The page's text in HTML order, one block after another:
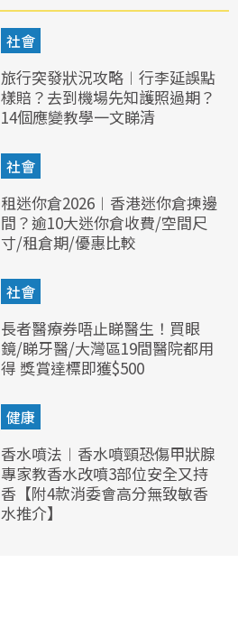
社會
旅行突發狀況攻略︱行李延誤點
樣賠？去到機場先知護照過期？
14個應變教學一文睇清
社會
租迷你倉2026︱香港迷你倉揀邊
間？逾10大迷你倉收費/空間尺
寸/租倉期/優惠比較
社會
長者醫療券唔止睇醫生！買眼
鏡/睇牙醫/大灣區19間醫院都用
得 獎賞達標即獲$500
健康
香水噴法︱香水噴頸恐傷甲狀腺
專家教香水改噴3部位安全又持
香【附4款消委會高分無致敏香
水推介】